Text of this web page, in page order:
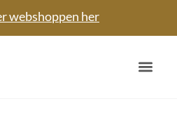
webshoppen her